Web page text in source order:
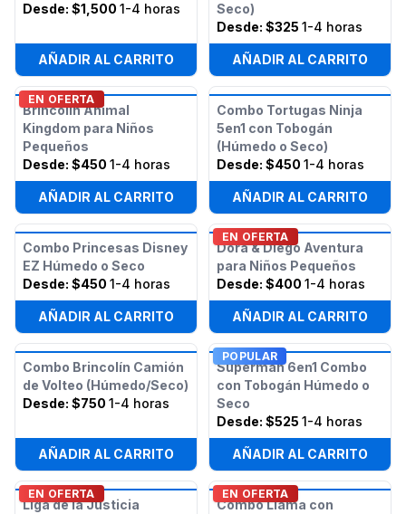
Desde: $1,500 1-4 horas
AÑADIR AL CARRITO
Seco)
Desde: $325 1-4 horas
AÑADIR AL CARRITO
EN OFERTA
Brincolín Animal
Kingdom para Niños
Pequeños
Desde: $450 1-4 horas
AÑADIR AL CARRITO
Combo Tortugas Ninja
5en1 con Tobogán
(Húmedo o Seco)
Desde: $450 1-4 horas
AÑADIR AL CARRITO
Combo Princesas Disney
EZ Húmedo o Seco
Desde: $450 1-4 horas
AÑADIR AL CARRITO
EN OFERTA
Dora & Diego Aventura
para Niños Pequeños
Desde: $400 1-4 horas
AÑADIR AL CARRITO
Combo Brincolín Camión
de Volteo (Húmedo/Seco)
Desde: $750 1-4 horas
AÑADIR AL CARRITO
POPULAR
Superman 6en1 Combo
con Tobogán Húmedo o
Seco
Desde: $525 1-4 horas
AÑADIR AL CARRITO
EN OFERTA
Liga de la Justicia
EN OFERTA
Combo Llama con